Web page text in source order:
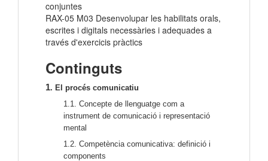
conjuntes
RAX-05 M03 Desenvolupar les habilitats orals,
escrites i digitals necessàries i adequades a
través d'exercicis pràctics
Continguts
1. El procés comunicatiu
1.1. Concepte de llenguatge com a
mental
1.2. Competència comunicativa: definició i
components